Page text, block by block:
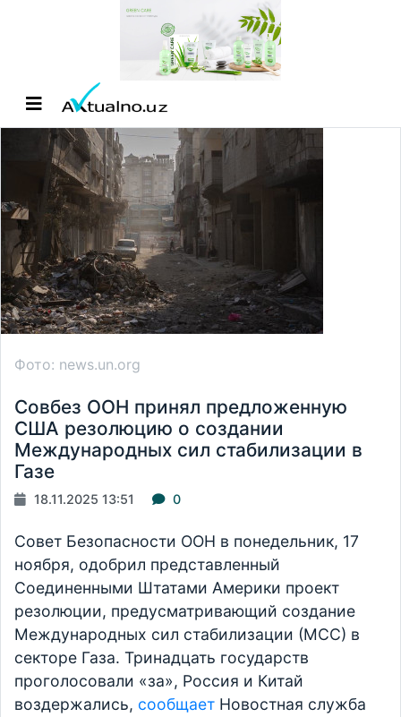
Фото: news.un.org
Совбез ООН принял предложенную
США резолюцию о создании
Международных сил стабилизации в
Газе
18.11.2025 13:51 0
Совет Безопасности ООН в понедельник, 17
ноября, одобрил представленный
Соединенными Штатами Америки проект
резолюции, предусматривающий создание
Международных сил стабилизации (МСС) в
секторе Газа. Тринадцать государств
проголосовали «за», Россия и Китай
воздержались, сообщает Новостная служба